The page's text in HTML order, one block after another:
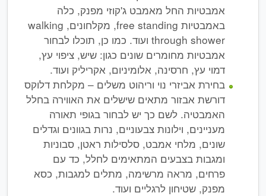
אמבטיות החל מאמבט ג'קוזי מפנק, כלה
באמבטיות free standing, מקלחונים, walking
through shower ועוד. כמו כן, תוכלו לבחור
אמבטיות מחומרים שונים כגון: שיש, ציפוי עץ,
דמוי עץ, חרסינה, אלומיניום, אקריליק ועוד.
בחירת אביזרי נוי וריהוט משלים – מקלחת דלוקס
דורשת אבזור מתאים שישלים את האווירה בחלל
האמבטיה. לשם כך יש לבחור בגופי תאורה
מעניינים, וילונות צבעוניים, נרות בגוונים וגדלים
שונים, מלחי אמבט, סלסילות ראטן, סבוניות
ומגבות בצבעים המתאימים לחלל, כד עם
פרחים, מראה מרשימה, מתלים למגבות, כסא
מפנק, שטיחון לרגליים ועוד.